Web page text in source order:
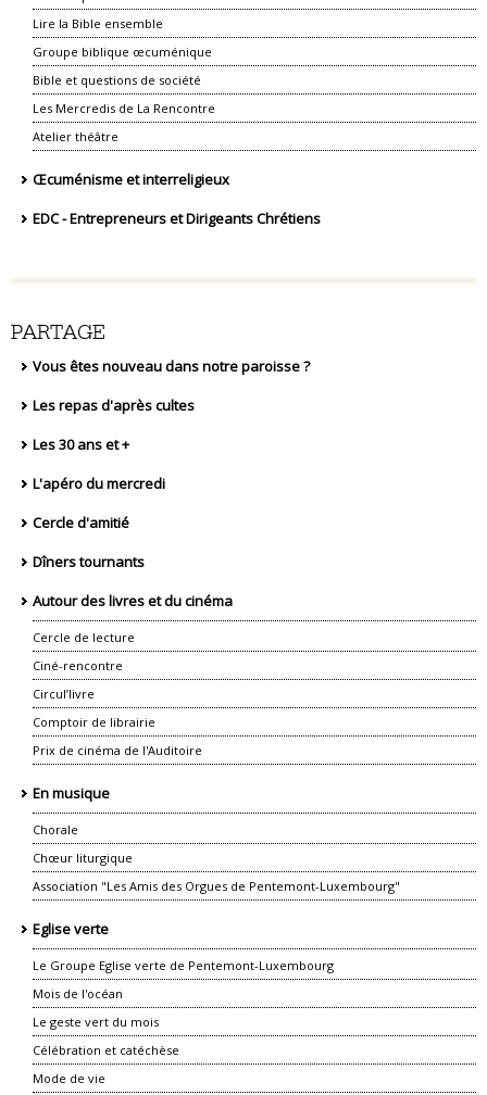
Lire la Bible ensemble
Groupe biblique œcuménique
Bible et questions de société
Les Mercredis de La Rencontre
Atelier théâtre
Œcuménisme et interreligieux
EDC - Entrepreneurs et Dirigeants Chrétiens
PARTAGE
Vous êtes nouveau dans notre paroisse ?
Les repas d'après cultes
Les 30 ans et +
L'apéro du mercredi
Cercle d'amitié
Dîners tournants
Autour des livres et du cinéma
Cercle de lecture
Ciné-rencontre
Circul’livre
Comptoir de librairie
Prix de cinéma de l'Auditoire
En musique
Chorale
Chœur liturgique
Association "Les Amis des Orgues de Pentemont-Luxembourg"
Eglise verte
Le Groupe Eglise verte de Pentemont-Luxembourg
Mois de l'océan
Le geste vert du mois
Célébration et catéchèse
Mode de vie